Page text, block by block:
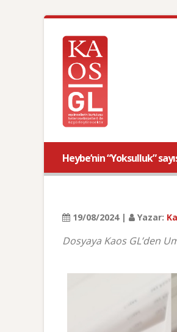
Heybe’nin “Yoksulluk”
19/08/2024 | Yazar:
Dosyaya Kaos GL’den